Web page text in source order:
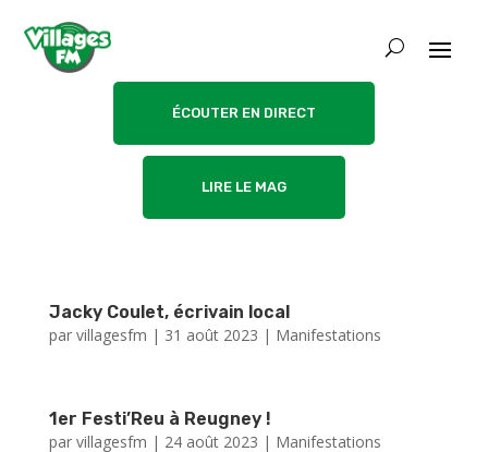
ÉCOUTER EN DIRECT
LIRE LE MAG
Jacky Coulet, écrivain local
par villagesfm | 31 août 2023 | Manifestations
1er Festi’Reu à Reugney !
par villagesfm | 24 août 2023 | Manifestations